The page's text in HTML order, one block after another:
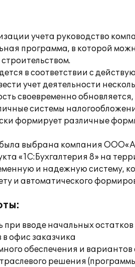
учета руководство
программа, в которой
в соответствии с
учет деятельности
своевременно
системы
формирует различные
выбрана компания
«1С:Бухгалтерия 8» на
и надежную систему,
и автоматического
вводе начальных остатков
офис заказчика
обеспечения и
решения